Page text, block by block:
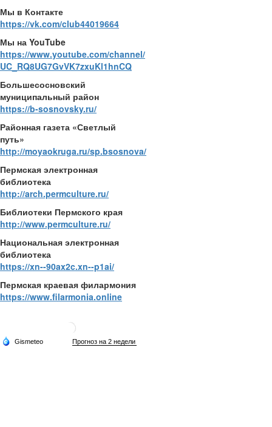
Мы в Контакте
https://vk.com/club44019664
Мы на YouTube
https://www.youtube.com/channel/
UC_RQ8UG7GvVK7zxuKl1hnCQ
Большесосновский
муниципальный район
https://b-sosnovsky.ru/
Районная газета «Светлый
путь»
http://moyaokruga.ru/sp.bsosnova/
Пермская электронная
библиотека
http://arch.permculture.ru/
Библиотеки Пермского края
http://www.permculture.ru/
Национальная электронная
библиотека
https://xn--90ax2c.xn--p1ai/
Пермская краевая филармония
https://www.filarmonia.online